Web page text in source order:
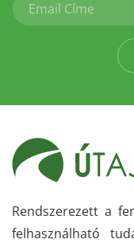
Rendszerezett a
felhasználható